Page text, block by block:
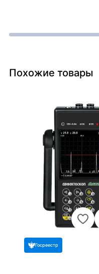
Похожие товары
Госреестр